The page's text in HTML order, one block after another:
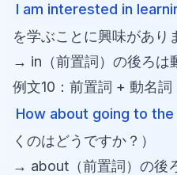
I am interested in
を学ぶことに興味があり
→ in（前置詞）の後ろは
例文10：前置詞 + 動名詞
How about going to
くのはどうですか？）
→ about（前置詞）の後